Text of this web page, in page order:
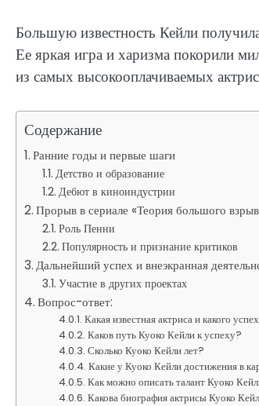
Большую известность Кейли
Ее яркая игра и харизма покорили
из самых высокооплачиваемых
Содержание
Ранние годы и первые шаги
Детство и образование
Дебют в киноиндустрии
Прорыв в сериале «Теория большого
Роль Пенни
Популярность и признание критиков
Дальнейший успех и внеэкранная
Участие в других проектах
Вопрос-ответ:
Какая известная актриса и какого
Каков путь Куоко Кейли к успеху?
Сколько Куоко Кейли лет?
Какие у Куоко Кейли достижения в
Как можно описать талант Куоко
Какова биография актрисы Куоко